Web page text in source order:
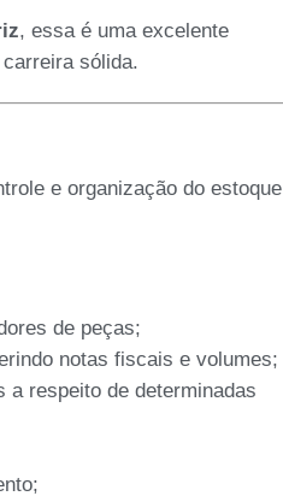
, essa é uma excelente
sólida.
e organização do estoque
de peças;
notas fiscais e volumes;
respeito de determinadas